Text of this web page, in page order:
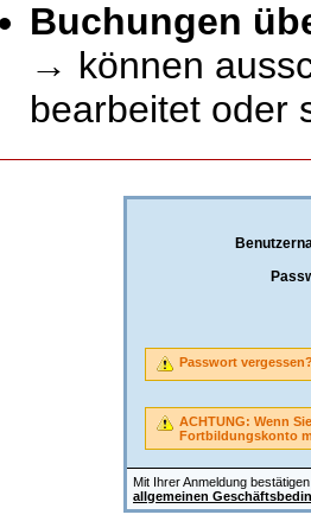
Buchungen
→ können
bearbeitet oder
Mit Ihrer Anmeldung
allgemeinen
Passwort
ACHTUNG: Wenn
Fortbildungskonto